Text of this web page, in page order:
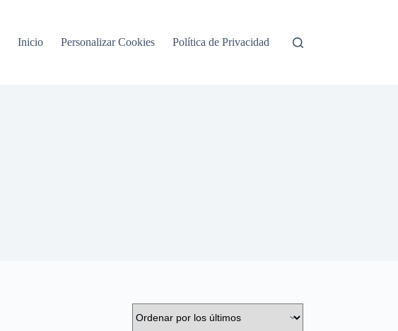
Inicio Personalizar Cookies Política de Privacidad